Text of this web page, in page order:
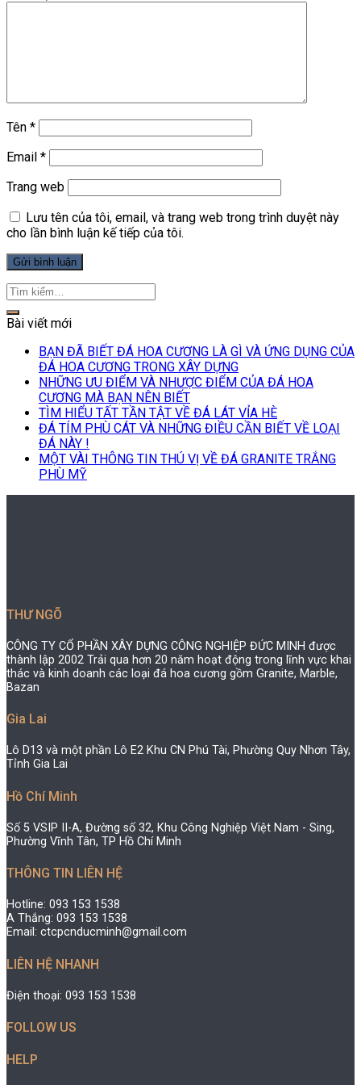
Tên *
Email *
Trang web
Lưu tên của tôi, email, và trang web trong trình duyệt này
cho lần bình luận kế tiếp của tôi.
Bài viết mới
BẠN ĐÃ BIẾT ĐÁ HOA CƯƠNG LÀ GÌ VÀ ỨNG DỤNG CỦA
ĐÁ HOA CƯƠNG TRONG XÂY DỰNG
NHỮNG ƯU ĐIỂM VÀ NHƯỢC ĐIỂM CỦA ĐÁ HOA
CƯƠNG MÀ BẠN NÊN BIẾT
TÌM HIỂU TẤT TẦN TẬT VỀ ĐÁ LÁT VỈA HÈ
ĐÁ TÍM PHÙ CÁT VÀ NHỮNG ĐIỀU CẦN BIẾT VỀ LOẠI
ĐÁ NÀY !
MỘT VÀI THÔNG TIN THÚ VỊ VỀ ĐÁ GRANITE TRẮNG
PHÙ MỸ
THƯ NGÕ
CÔNG TY CỔ PHẦN XÂY DỰNG CÔNG NGHIỆP ĐỨC MINH được
thành lập 2002 Trải qua hơn 20 năm hoạt động trong lĩnh vực khai
thác và kinh doanh các loại đá hoa cương gồm Granite, Marble,
Bazan
Gia Lai
Lô D13 và một phần Lô E2 Khu CN Phú Tài, Phường Quy Nhơn Tây,
Tỉnh Gia Lai
Hồ Chí Minh
Số 5 VSIP II-A, Đường số 32, Khu Công Nghiệp Việt Nam - Sing,
Phường Vĩnh Tân, TP Hồ Chí Minh
THÔNG TIN LIÊN HỆ
Hotline: 093 153 1538
A Thắng: 093 153 1538
Email: ctcpcnducminh@gmail.com
LIÊN HỆ NHANH
Điện thoại: 093 153 1538
FOLLOW US
HELP